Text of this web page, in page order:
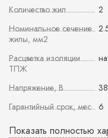
Количество жил
2
Номинальное сечение
жилы, мм2
Расцветка изоляции
ТПЖ
Напряжение, В
Гарантийный срок, мес
6
Показать полностью